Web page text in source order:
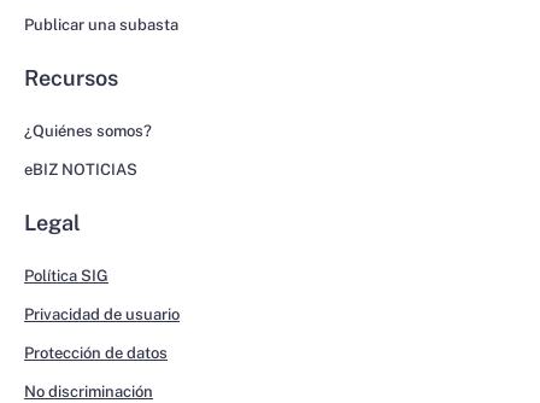
Publicar una subasta
Recursos
¿Quiénes somos?
eBIZ NOTICIAS
Legal
Política SIG
Privacidad de usuario
Protección de datos
No discriminación